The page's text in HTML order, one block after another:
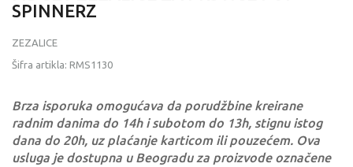
SPINNERZ
ZEZALICE
Šifra artikla: RMS1130
Brza isporuka omogućava da porudžbine kreirane
radnim danima do 14h i subotom do 13h, stignu istog
dana do 20h, uz plaćanje karticom ili pouzećem. Ova
usluga je dostupna u Beogradu za proizvode označene